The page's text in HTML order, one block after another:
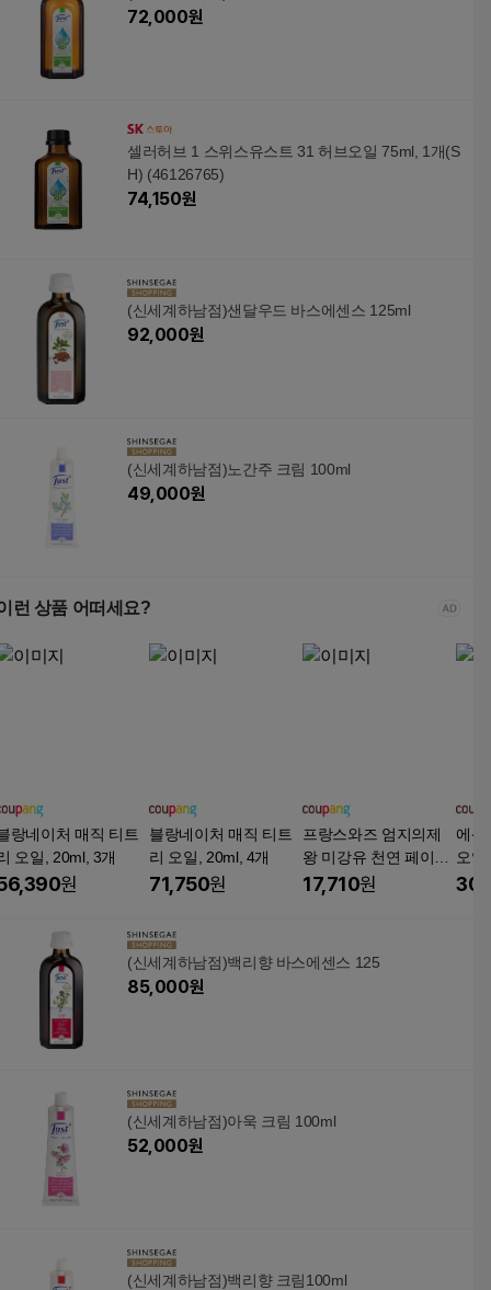
72,000원
셀러허브 1 스위스유스트 31 허브오일 75ml, 1개(S
H) (46126765)
74,150원
(신세계하남점)샌달우드 바스에센스 125ml
92,000원
(신세계하남점)노간주 크림 100ml
49,000원
런 상품 어떠세요?
랑네이처 매직 티트
오일, 20ml, 3개
원
블랑네이처 매직 티트
리 오일, 20ml, 4개
71,750원
프랑스와즈 엄지의제
왕 미강유 천연 페이셜
오일, 3개, 100ml
17,710원
에센
오일
(신세계하남점)백리향 바스에센스 125
85,000원
(신세계하남점)아욱 크림 100ml
52,000원
(신세계하남점)백리향 크림100ml